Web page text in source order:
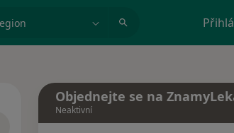
Objednejte se na
Neaktivní